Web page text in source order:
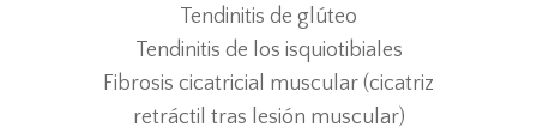
Tendinitis de glúteo
Tendinitis de los isquiotibiales
Fibrosis cicatricial muscular (cicatriz
retráctil tras lesión muscular)